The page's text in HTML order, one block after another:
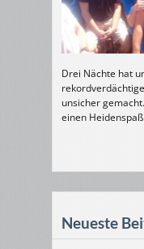
Drei Nächte hat
unsicher
einen
Neueste